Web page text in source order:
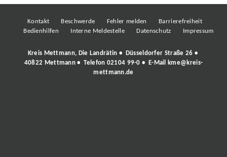
Kontakt Beschwerde Fehler melden
Barrierefreiheit
Bedienhilfen
Interne Meldestelle Datenschutz Impressum
Kreis Mettmann, Die Landrätin • Düsseldorfer Straße 26 •
40822 Mettmann • Telefon 02104 99-0 • E-Mail
kme@kreis-
mettmann.de